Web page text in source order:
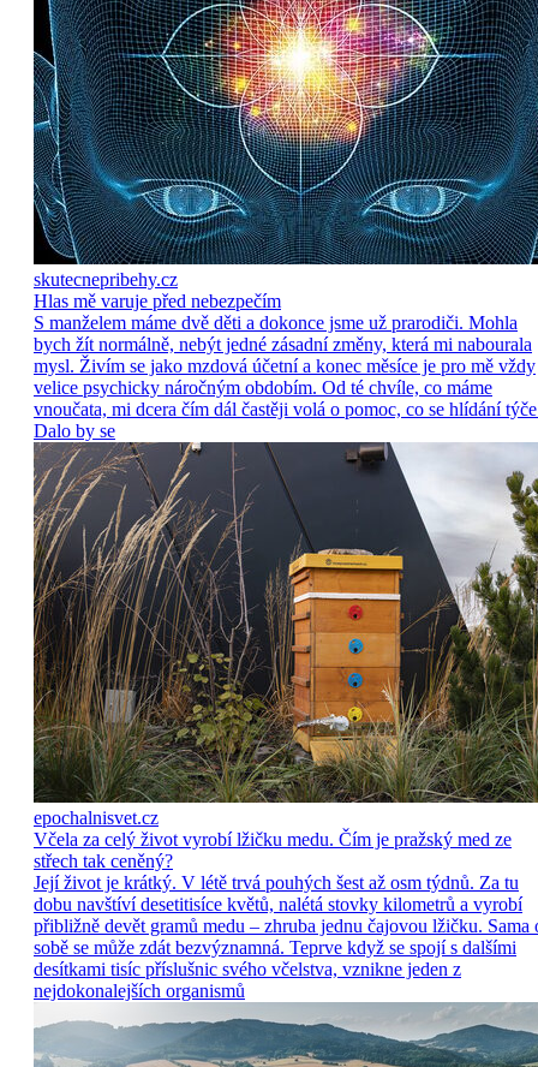
skutecnepribehy.cz
Hlas mě varuje před nebezpečím
S manželem máme dvě děti a dokonce jsme už prarodiči. Mohla
bych žít normálně, nebýt jedné zásadní změny, která mi nabourala
mysl. Živím se jako mzdová účetní a konec měsíce je pro mě vždy
velice psychicky náročným obdobím. Od té chvíle, co máme
vnoučata, mi dcera čím dál častěji volá o pomoc, co se hlídání
Dalo by se
epochalnisvet.cz
Včela za celý život vyrobí lžičku medu. Čím je pražský med ze
střech tak ceněný?
Její život je krátký. V létě trvá pouhých šest až osm týdnů. Za tu
dobu navštíví desetitisíce květů, nalétá stovky kilometrů a vyrobí
přibližně devět gramů medu – zhruba jednu čajovou lžičku. Sama
sobě se může zdát bezvýznamná. Teprve když se spojí s dalšími
desítkami tisíc příslušnic svého včelstva, vznikne jeden z
nejdokonalejších organismů